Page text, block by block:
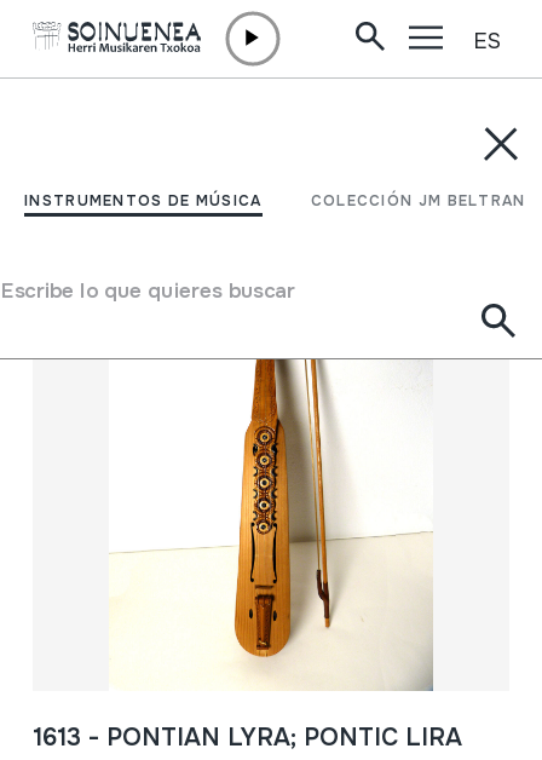
INSTRUMENTOS DE MÚSICA COLECCIÓN JM BELTRAN
Escribe lo que quieres buscar
ES
COLECCIÓN JM BELTRAN
Filtrar
1613 - PONTIAN LYRA; PONTIC LIRA